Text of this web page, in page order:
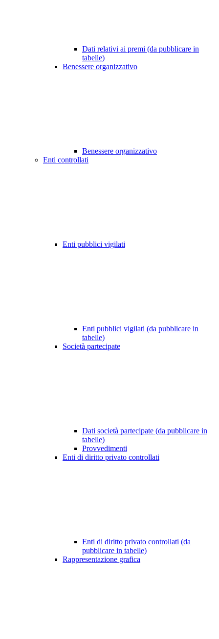
Dati relativi ai premi (da pubblicare in
tabelle)
Benessere organizzativo
Benessere organizzativo
Enti controllati
Enti pubblici vigilati
Enti pubblici vigilati (da pubblicare in
tabelle)
Società partecipate
Dati società partecipate (da pubblicare in
tabelle)
Provvedimenti
Enti di diritto privato controllati
Enti di diritto privato controllati (da
pubblicare in tabelle)
Rappresentazione grafica